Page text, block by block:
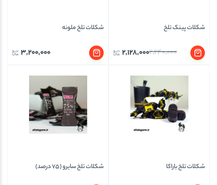
شکلات پینک تلخ
2,240,000
2,128,000
شکلات تلخ ملونه
3,200,000
شکلات تلخ باراکا شکلات تلخ سایرو (75 درصد)